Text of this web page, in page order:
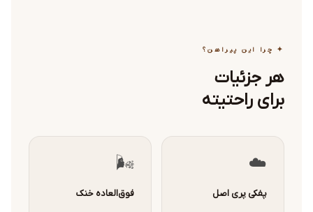
✦ چرا این پیراهن؟
هر جزئیات
برای راحتیته
☁️
پفکی پری اصل
🌬️
فوق‌العاده خنک